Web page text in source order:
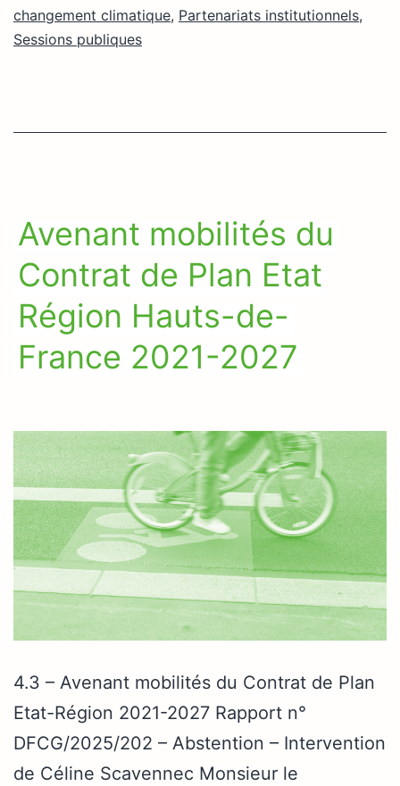
changement climatique, Partenariats institutionnels,
Sessions publiques
Avenant mobilités du
Contrat de Plan Etat
Région Hauts-de-
France 2021-2027
4.3 – Avenant mobilités du Contrat de Plan
Etat-Région 2021-2027 Rapport n°
DFCG/2025/202 – Abstention – Intervention
de Céline Scavennec Monsieur le